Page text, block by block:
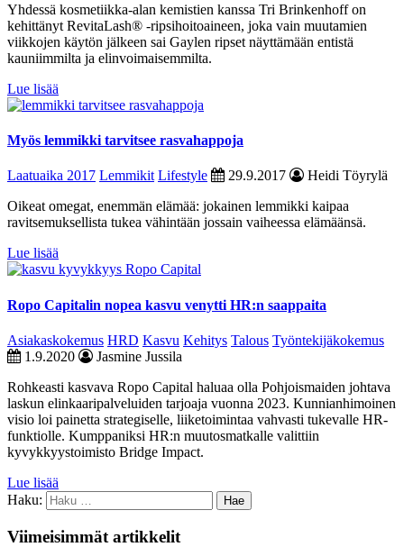
Yhdessä kosmetiikka-alan kemistien kanssa Tri Brinkenhoff on
kehittänyt RevitaLash® -ripsihoitoaineen, joka vain muutamien
viikkojen käytön jälkeen sai Gaylen ripset näyttämään entistä
kauniimmilta ja elinvoimaisemmilta.
Lue lisää
Myös lemmikki tarvitsee rasvahappoja
Laatuaika 2017 Lemmikit Lifestyle 29.9.2017
Heidi Töyrylä
Oikeat omegat, enemmän elämää: jokainen lemmikki kaipaa
ravitsemuksellista tukea vähintään jossain vaiheessa elämäänsä.
Lue lisää
Ropo Capitalin nopea kasvu venytti HR:n saappaita
Asiakaskokemus HRD Kasvu Kehitys Talous Työntekijäkokemus
1.9.2020
Jasmine Jussila
Rohkeasti kasvava Ropo Capital haluaa olla Pohjoismaiden johtava
laskun elinkaaripalveluiden tarjoaja vuonna 2023. Kunnianhimoinen
visio loi painetta strategiselle, liiketoimintaa vahvasti tukevalle HR-
funktiolle. Kumppaniksi HR:n muutosmatkalle valittiin
kyvykkyystoimisto Bridge Impact.
Lue lisää
Haku:
Viimeisimmät artikkelit